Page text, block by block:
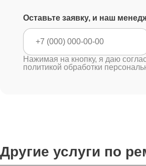
Оставьте заявку, и наш
Нажимая на кнопку, я даю
политикой обработки
Другие услуги по